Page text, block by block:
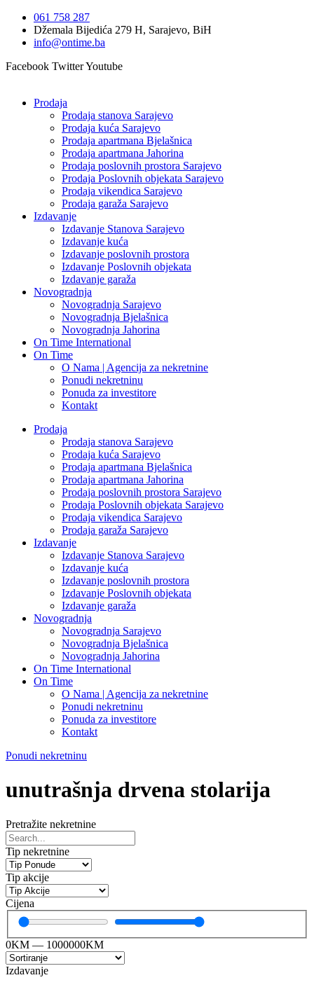
sadržaj
061 758 287
Džemala Bijedića 279 H, Sarajevo, BiH
info@ontime.ba
Facebook TwitterYoutube
Prodaja
Prodaja stanova Sarajevo
Prodaja kuća Sarajevo
Prodaja apartmana Bjelašnica
Prodaja apartmana Jahorina
Prodaja poslovnih prostora Sarajevo
Prodaja Poslovnih objekata Sarajevo
Prodaja vikendica Sarajevo
Prodaja garaža Sarajevo
Izdavanje
Izdavanje Stanova Sarajevo
Izdavanje kuća
Izdavanje poslovnih prostora
Izdavanje Poslovnih objekata
Izdavanje garaža
Novogradnja
Novogradnja Sarajevo
Novogradnja Bjelašnica
Novogradnja Jahorina
On Time International
On Time
O Nama | Agencija za nekretnine
Ponudi nekretninu
Ponuda za investitore
Kontakt
Prodaja
Prodaja stanova Sarajevo
Prodaja kuća Sarajevo
Prodaja apartmana Bjelašnica
Prodaja apartmana Jahorina
Prodaja poslovnih prostora Sarajevo
Prodaja Poslovnih objekata Sarajevo
Prodaja vikendica Sarajevo
Prodaja garaža Sarajevo
Izdavanje
Izdavanje Stanova Sarajevo
Izdavanje kuća
Izdavanje poslovnih prostora
Izdavanje Poslovnih objekata
Izdavanje garaža
Novogradnja
Novogradnja Sarajevo
Novogradnja Bjelašnica
Novogradnja Jahorina
On Time International
On Time
O Nama | Agencija za nekretnine
Ponudi nekretninu
Ponuda za investitore
Kontakt
Ponudi nekretninu
unutrašnja drvena stolarija
Pretražite nekretnine
Tip nekretnine
Tip akcije
Cijena
0KM — 1000000KM
Izdavanje